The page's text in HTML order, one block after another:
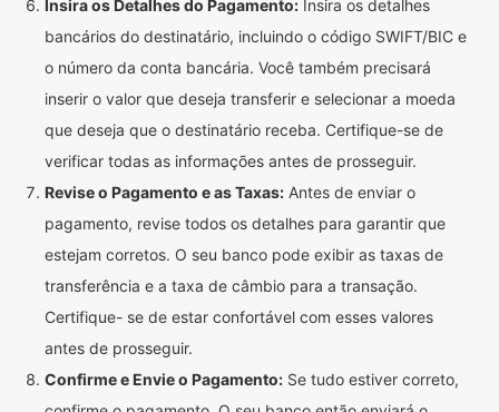
Insira os Detalhes do Pagamento: Insira os detalhes
bancários do destinatário, incluindo o código SWIFT/BIC e
o número da conta bancária. Você também precisará
inserir o valor que deseja transferir e selecionar a moeda
que deseja que o destinatário receba. Certifique-se de
verificar todas as informações antes de prosseguir.
Revise o Pagamento e as Taxas: Antes de enviar o
pagamento, revise todos os detalhes para garantir que
estejam corretos. O seu banco pode exibir as taxas de
transferência e a taxa de câmbio para a transação.
Certifique- se de estar confortável com esses valores
antes de prosseguir.
Confirme e Envie o Pagamento: Se tudo estiver correto,